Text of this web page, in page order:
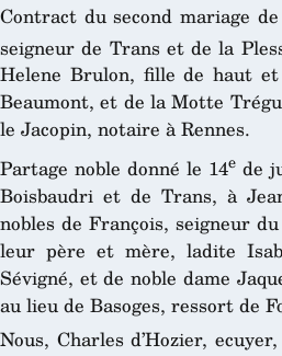
Contract du second mariage
seigneur de Trans et de la
Helene Brulon, fille de haut
Beaumont, et de la Motte
le Jacopin, notaire à Rennes.
Partage noble donné le 14ede
Boisbaudri et de Trans, à
nobles de François, seigneur
leur père et mère, ladite
Sévigné, et de noble dame
au lieu de Basoges, ressort de
Nous, Charles d’Hozier,